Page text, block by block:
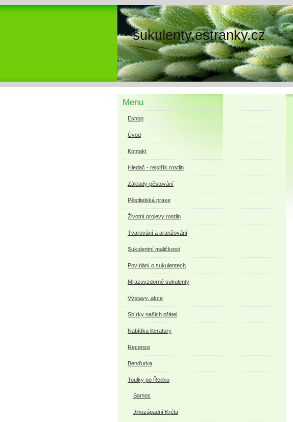
sukulenty.estranky.cz
Menu
Eshop
Úvod
Kontakt
Hledač - rejstřík rostlin
Základy pěstování
Pěstitelská praxe
Životní projevy rostlin
Tvarování a aranžování
Sukulentní maličkosti
Povídání o sukulentech
Mrazuvzdorné sukulenty
Výstavy, akce
Sbírky našich přátel
Nabídka literatury
Recenze
Benďurka
Toulky po Řecku
Samos
Jihozápadní Kréta